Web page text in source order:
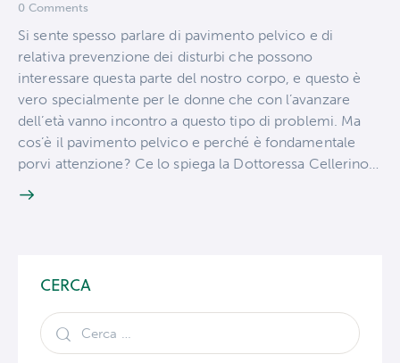
0 Comments
Si sente spesso parlare di pavimento pelvico e di
relativa prevenzione dei disturbi che possono
interessare questa parte del nostro corpo, e questo è
vero specialmente per le donne che con l’avanzare
dell’età vanno incontro a questo tipo di problemi. Ma
cos’è il pavimento pelvico e perché è fondamentale
porvi attenzione? Ce lo spiega la Dottoressa Cellerino…
CERCA